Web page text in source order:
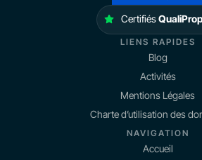
Certifiés
LIENS RAPIDES
Blog
Activités
Mentions Légales
Charte d’utilisation des
NAVIGATION
Accueil